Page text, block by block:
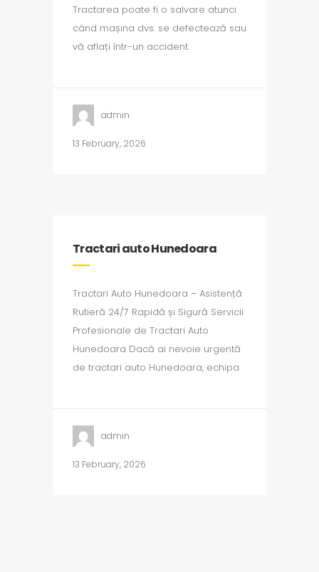
Tractarea poate fi o salvare atunci
când mașina dvs. se defectează sau
vă aflați într-un accident.
admin
13 February, 2026
Tractari auto Hunedoara
Tractari Auto Hunedoara – Asistență
Rutieră 24/7 Rapidă și Sigură Servicii
Profesionale de Tractari Auto
Hunedoara Dacă ai nevoie urgentă
de tractari auto Hunedoara, echipa
admin
13 February, 2026